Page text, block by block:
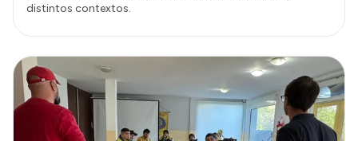
distintos contextos.